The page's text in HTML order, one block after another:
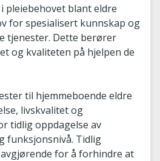
pleiebehovet blant eldre
for spesialisert kunnskap og
tjenester. Dette berører
og kvaliteten på hjelpen de
til hjemmeboende eldre
livskvalitet og
tidlig oppdagelse av
funksjonsnivå. Tidlig
for å forhindre at